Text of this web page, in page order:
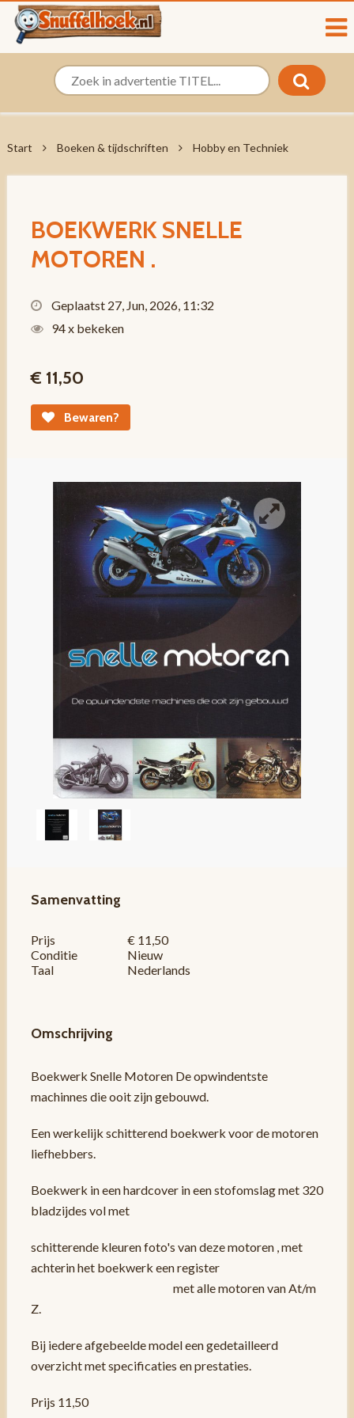
Start Boeken & tijdschriften Hobby en Techniek
BOEKWERK SNELLE
MOTOREN .
Geplaatst 27, Jun, 2026, 11:32
94 x bekeken
€ 11,50
Bewaren?
Samenvatting
Prijs
€ 11,50
Conditie
Nieuw
Taal
Nederlands
Omschrijving
Boekwerk Snelle Motoren De opwindentste
machinnes die ooit zijn gebouwd.
Een werkelijk schitterend boekwerk voor de motoren
liefhebbers.
Boekwerk in een hardcover in een stofomslag met 320
bladzijdes vol met
schitterende kleuren foto's van deze motoren , met
achterin het boekwerk een register
met alle motoren van At/m
Z.
Bij iedere afgebeelde model een gedetailleerd
overzicht met specificaties en prestaties.
Prijs 11,50